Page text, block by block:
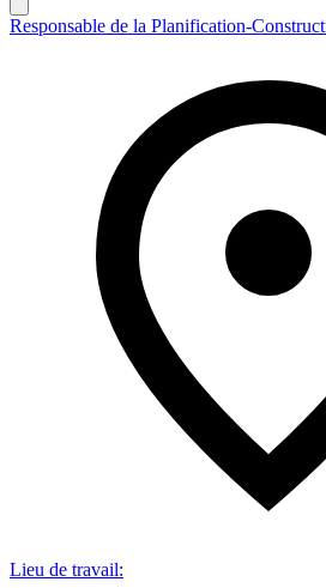
Responsable de la Planification-
Lieu de travail: